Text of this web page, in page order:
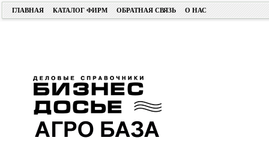
ГЛАВНАЯ КАТАЛОГ ФИРМ ОБРАТНАЯ СВЯЗЬ О НАС